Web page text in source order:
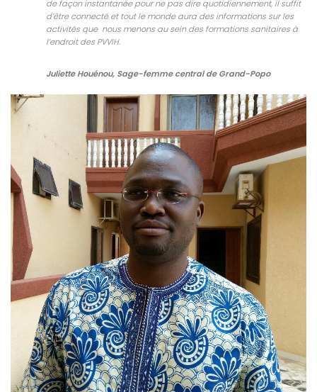
de façon instantanée pour ne pas dire quotidiennement, il suffit
d’être connecté et tout le monde aura des informations sur les
activités que nous menons au sein des formations sanitaires à
l’endroit des PVVIH.
Juliette Houénou, Sage-femme central de Grand-Popo